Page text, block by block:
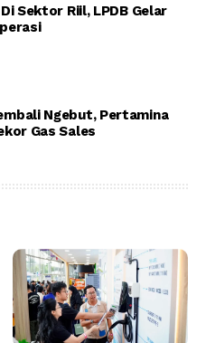
Sektor Riil, LPDB Gelar
Ngebut, Pertamina
Gas Sales